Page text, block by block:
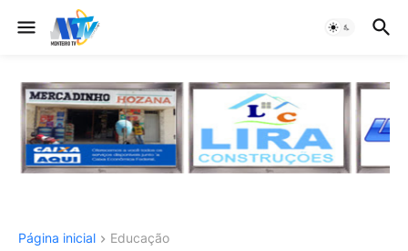
Página inicial Educação